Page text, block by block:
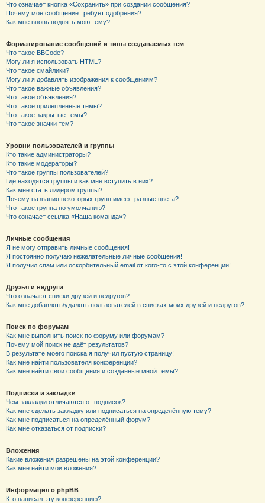
Что означает кнопка «Сохранить» при создании сообщения?
Почему моё сообщение требует одобрения?
Как мне вновь поднять мою тему?
Форматирование сообщений и типы создаваемых тем
Что такое BBCode?
Могу ли я использовать HTML?
Что такое смайлики?
Могу ли я добавлять изображения к сообщениям?
Что такое важные объявления?
Что такое объявления?
Что такое прилепленные темы?
Что такое закрытые темы?
Что такое значки тем?
Уровни пользователей и группы
Кто такие администраторы?
Кто такие модераторы?
Что такое группы пользователей?
Где находятся группы и как мне вступить в них?
Как мне стать лидером группы?
Почему названия некоторых групп имеют разные цвета?
Что такое группа по умолчанию?
Что означает ссылка «Наша команда»?
Личные сообщения
Я не могу отправить личные сообщения!
Я постоянно получаю нежелательные личные сообщения!
Я получил спам или оскорбительный email от кого-то с этой конференции!
Друзья и недруги
Что означают списки друзей и недругов?
Как мне добавлять/удалять пользователей в списках моих друзей и недругов?
Поиск по форумам
Как мне выполнить поиск по форуму или форумам?
Почему мой поиск не даёт результатов?
В результате моего поиска я получил пустую страницу!
Как мне найти пользователя конференции?
Как мне найти свои сообщения и созданные мной темы?
Подписки и закладки
Чем закладки отличаются от подписок?
Как мне сделать закладку или подписаться на определённую тему?
Как мне подписаться на определённый форум?
Как мне отказаться от подписки?
Вложения
Какие вложения разрешены на этой конференции?
Как мне найти мои вложения?
Информация о phpBB
Кто написал эту конференцию?